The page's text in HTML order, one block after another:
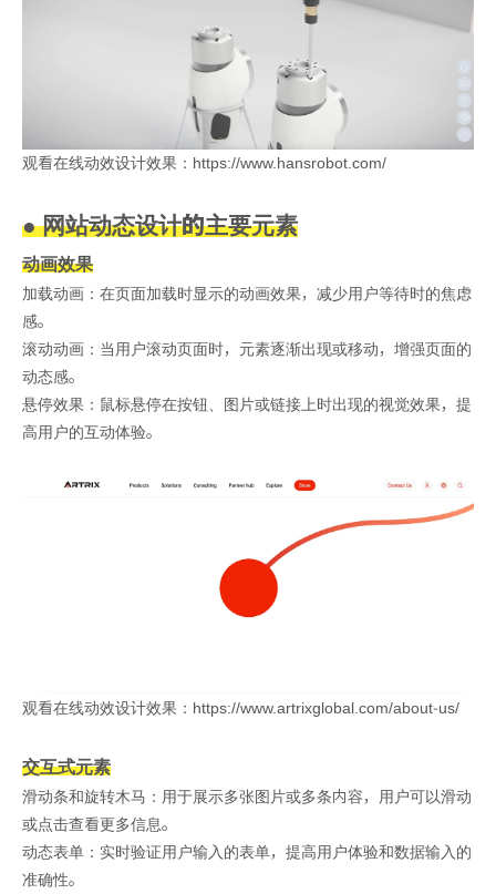
观看在线动效设计效果：https://www.hansrobot.com/
● 网站动态设计的主要元素
动画效果
加载动画：在页面加载时显示的动画效果，减少用户等待时的焦虑
感。
滚动动画：当用户滚动页面时，元素逐渐出现或移动，增强页面的
动态感。
悬停效果：鼠标悬停在按钮、图片或链接上时出现的视觉效果，提
高用户的互动体验。
观看在线动效设计效果：https://www.artrixglobal.com/about-us/
交互式元素
滑动条和旋转木马：用于展示多张图片或多条内容，用户可以滑动
或点击查看更多信息。
动态表单：实时验证用户输入的表单，提高用户体验和数据输入的
准确性。